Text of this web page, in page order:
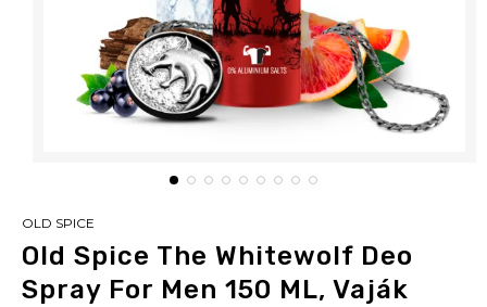
OLD SPICE
Old Spice The Whitewolf Deo
Spray For Men 150 ML, Vaják